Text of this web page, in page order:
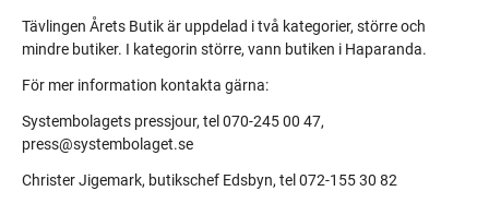
Tävlingen Årets Butik är uppdelad i två kategorier, större och
mindre butiker. I kategorin större, vann butiken i Haparanda.
För mer information kontakta gärna:
Systembolagets pressjour, tel 070-245 00 47,
press@systembolaget.se
Christer Jigemark, butikschef Edsbyn, tel 072-155 30 82